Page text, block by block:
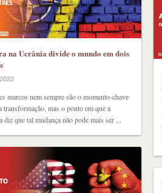
na Ucrânia divide o mundo em dois
marcos nem sempre são o momento-chave
transformação, mas o ponto em que a
diz que tal mudança não pode mais ser ...